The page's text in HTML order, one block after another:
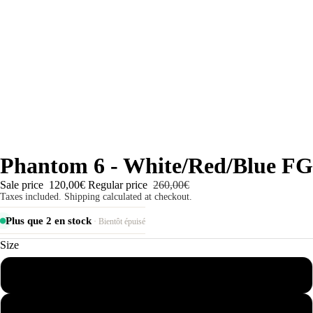
Phantom 6 - White/Red/Blue FG
Sale price 120,00€ Regular price 260,00€
Taxes included. Shipping calculated at checkout.
Plus que 2 en stock· Bientôt épuisé
Size